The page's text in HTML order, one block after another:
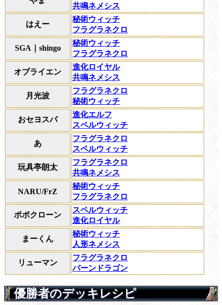
共鳴ネメシス
はえー
秘術ウィッチ
フラグラネクロ
SGA｜shingo
秘術ウィッチ
フラグラネクロ
オブライエン
進化ロイヤル
共鳴ネメシス
月光波
フラグラネクロ
秘術ウィッチ
おセヨスパ
進化エルフ
スペルウィッチ
あ
フラグラネクロ
スペルウィッチ
玩具亭朗太
フラグラネクロ
共鳴ネメシス
NARU/FrZ
秘術ウィッチ
フラグラネクロ
ポポクローン
スペルウィッチ
進化ロイヤル
まーくん
秘術ウィッチ
人形ネメシス
リューマン
フラグラネクロ
バーンドラゴン
優勝者のデッキレシピ